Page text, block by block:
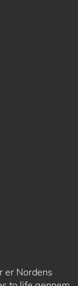
er Nordens